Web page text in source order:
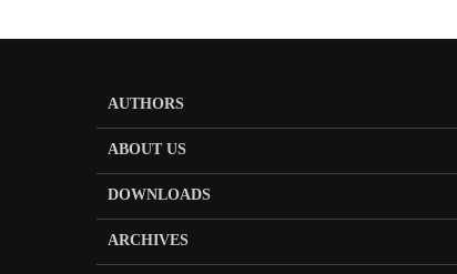
AUTHORS
ABOUT US
DOWNLOADS
ARCHIVES